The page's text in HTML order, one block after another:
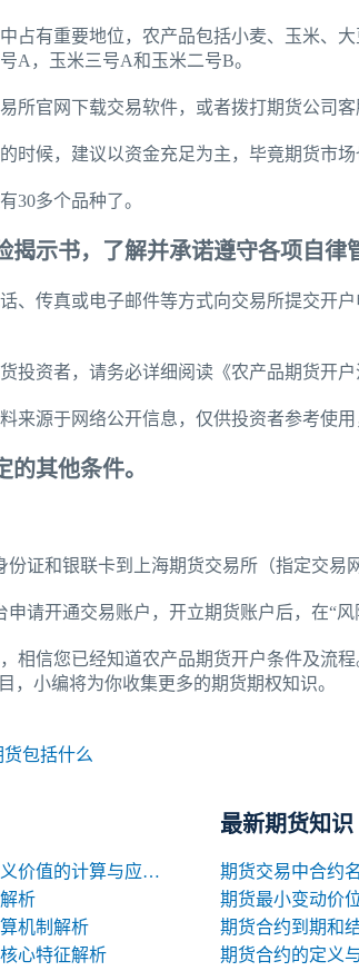
占有重要地位，农产品包括小麦、玉米、
A，玉米三号A和玉米二号B。
所官网下载交易软件，或者拨打期货公司客
时候，建议以资金充足为主，毕竟期货市
30多个品种了。
揭示书，了解并承诺遵守各项自律
、传真或电子邮件等方式向交易所提交开
投资者，请务必详细阅读《农产品期货开户
来源于网络公开信息，仅供投资者参考使用
的其他条件。
份证和银联卡到上海期货交易所（指定交易
申请开通交易账户，开立期货账户后，在“
相信您已经知道农产品期货开户条件及流
，小编将为你收集更多的期货期权知识。
包括什么
期货交易中合约名义价值的计算与应用解析
析
机制解析
心特征解析
最新期货知识
期货最小变动价
期货合约到期和
期货合约的定义